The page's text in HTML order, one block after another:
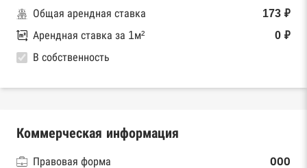
Общая арендная ставка
173 ₽
Арендная ставка за 1м²
0 ₽
В собственность
Коммерческая информация
Правовая форма
ООО